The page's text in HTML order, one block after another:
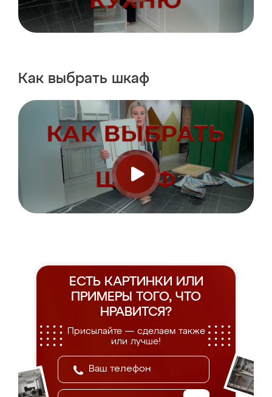
Как выбрать шкаф
ЕСТЬ КАРТИНКИ ИЛИ
ПРИМЕРЫ
ТОГО, ЧТО
НРАВИТСЯ?
Присылайте — сделаем также
или лучше!